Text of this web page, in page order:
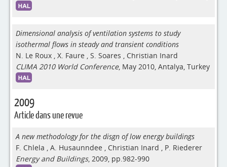
Dimensional analysis of ventilation systems to study
isothermal flows in steady and transient conditions
N. Le Roux , X. Faure , S. Soares , Christian Inard
CLIMA 2010 World Conference, May 2010, Antalya, Turkey
2009
Article dans une revue
A new methodology for the disgn of low energy buildings
F. Chlela , A. Husaunndee , Christian Inard , P. Riederer
Energy and Buildings, 2009, pp.982-990